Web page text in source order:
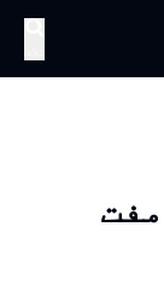
عید الاتحاد پر ۵۴ GB مفت